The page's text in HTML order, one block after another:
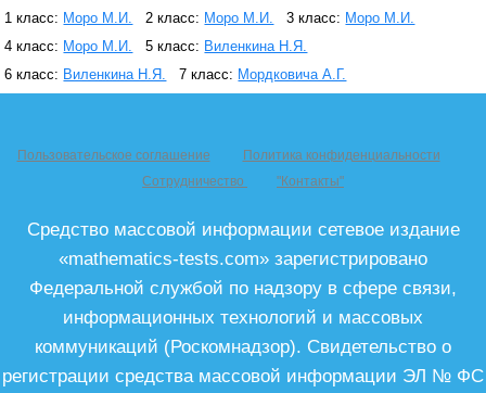
1 класс: Моро М.И. 2 класс: Моро М.И. 3 класс: Моро М.И.
4 класс: Моро М.И. 5 класс: Виленкина Н.Я.
6 класс: Виленкина Н.Я. 7 класс: Мордковича А.Г.
Пользовательское соглашение
Политика конфиденциальности
Сотрудничество
"Контакты"
Средство массовой информации сетевое издание
«mathematics-tests.com» зарегистрировано
Федеральной службой по надзору в сфере связи,
информационных технологий и массовых
коммуникаций (Роскомнадзор). Свидетельство о
регистрации средства массовой информации ЭЛ № ФС